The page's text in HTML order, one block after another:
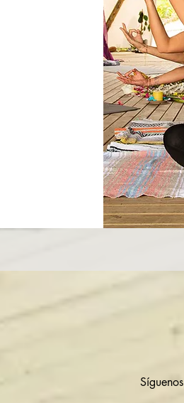
Síguenos